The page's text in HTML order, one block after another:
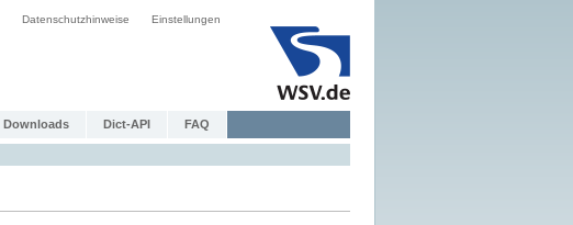
Datenschutzhinweise Einstellungen
Downloads Dict-API FAQ